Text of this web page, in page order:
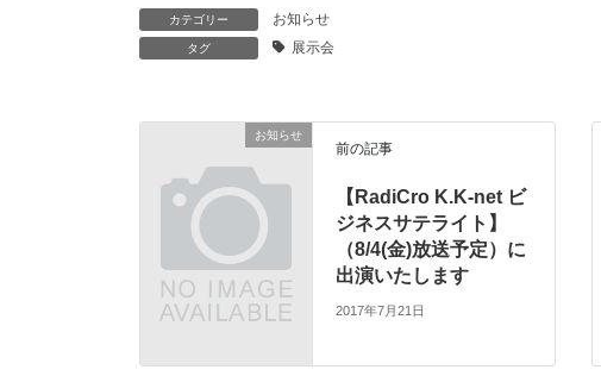
カテゴリー お知らせ
タグ 展示会
お知らせ
前の記事
【RadiCro K.K-net ビ
ジネスサテライト】
（8/4(金)放送予定）に
出演いたします
2017年7月21日